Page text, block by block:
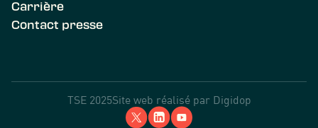
Carrière
Contact presse
TSE 2025Site web réalisé par Digidop